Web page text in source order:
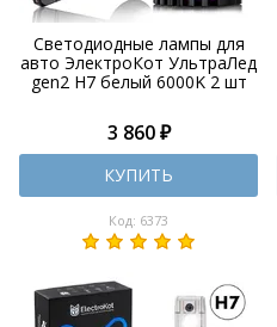
Светодиодные лампы для
авто ЭлектроКот УльтраЛед
gen2 H7 белый 6000K 2 шт
3 860 ₽
КУПИТЬ
Код: 6373